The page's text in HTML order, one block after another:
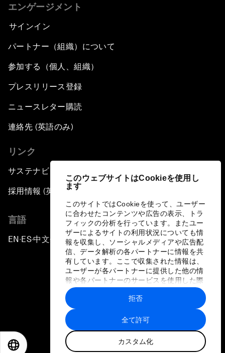
このウェブサイトはCookieを使用し
ます
このサイトではCookieを使って、ユーザー
に合わせたコンテンツや広告の表示、トラ
フィックの分析を行っています。またユー
ザーによるサイトの利用状況についても情
報を収集し、ソーシャルメディアや広告配
信、データ解析の各パートナーに情報を共
有しています。ここで収集された情報は、
ユーザーが各パートナーに提供した他の情
報や各パートナーのサービスを使用した際
に収集された情報と組み合わされ、各パー
トナーによって使用されることがありま
す。
全て許可
カスタム化
拒否
エンゲージメント
サインイン
パートナー（組織）について
参加する（個人、組織）
プレスリリース登録
ニュースレター購読
連絡先 (英語のみ)
リンク
サステナビリティへの取り組み
採用情報 (英語のみ)
言語
EN ▪ ES▪中文▪ 日本語
プライバシーポリシーと利用規約
サイトマップ
©
世界経済フォーラム